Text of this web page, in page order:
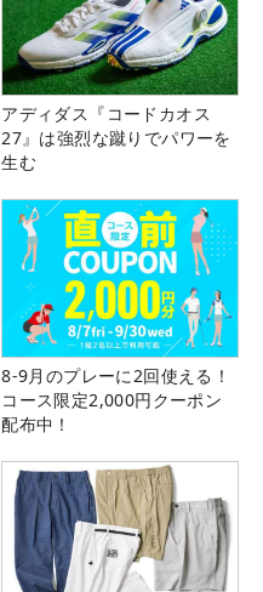
アディダス『コードカオス
27』は強烈な蹴りでパワーを
生む
8-9月のプレーに2回使える！
コース限定2,000円クーポン
配布中！